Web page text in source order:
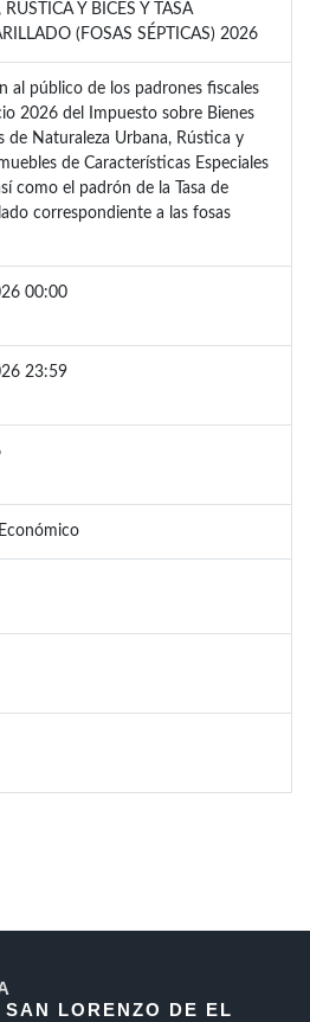
Y BICES Y TASA
(FOSAS SÉPTICAS) 2026
al público de los padrones fiscales
2026 del Impuesto sobre Bienes
de Naturaleza Urbana, Rústica y
de Características Especiales
como el padrón de la Tasa de
correspondiente a las fosas
00:00
23:59
LORENZO DE EL